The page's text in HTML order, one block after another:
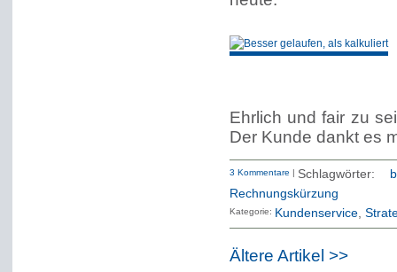
Ehrlich und fair zu
Der Kunde dankt es
3 Kommentare | Schlagwörter:
Rechnungskürzung
Kategorie: Kundenservice
Ältere Artikel >>